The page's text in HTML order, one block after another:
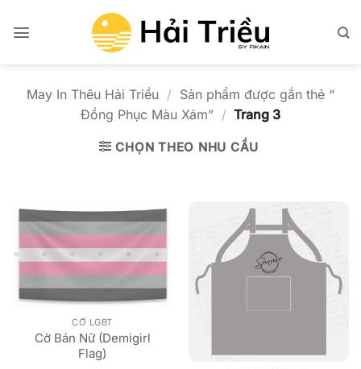
qua
May In Thêu Hải Triều / Sản phẩm được gắn thẻ “
Đồng Phục Màu Xám” / Trang 3
CHỌN THEO NHU CẦU
CỜ LGBT
Cờ Bán Nữ (Demigirl
Flag)